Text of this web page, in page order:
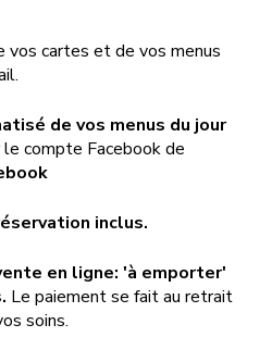
vos cartes et de vos menus
de vos menus du jour
compte Facebook de
inclus.
en ligne: 'à emporter'
Le paiement se fait au retrait
soins.